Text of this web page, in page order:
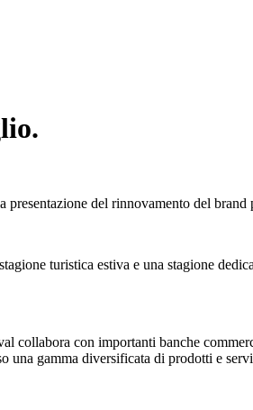
del rinnovamento del brand
turistica estiva e una stagione
collabora con importanti banche
una gamma diversificata di prodotti e